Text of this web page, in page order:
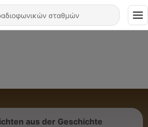
aus der Geschichte